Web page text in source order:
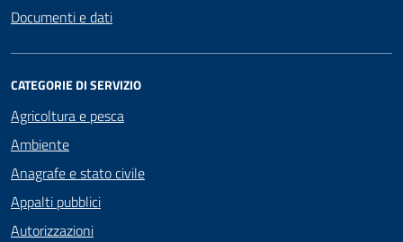
Documenti e dati
CATEGORIE DI SERVIZIO
Agricoltura e pesca
Ambiente
Anagrafe e stato civile
Appalti pubblici
Autorizzazioni